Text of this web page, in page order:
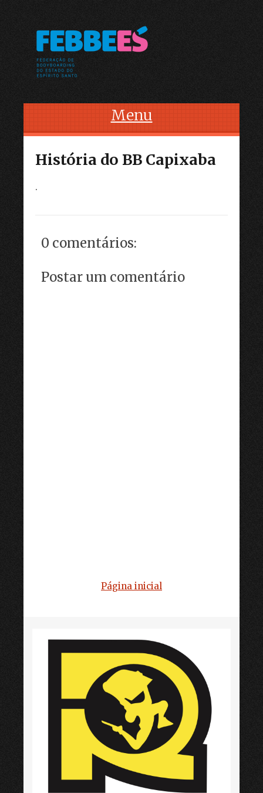
Menu
História do BB Capixaba
.
0 comentários:
Postar um comentário
Página inicial